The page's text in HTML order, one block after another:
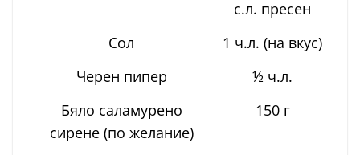
с.л. пресен
Сол
1 ч.л. (на вкус)
Черен пипер
½ ч.л.
Бяло саламурено
сирене (по желание)
150 г